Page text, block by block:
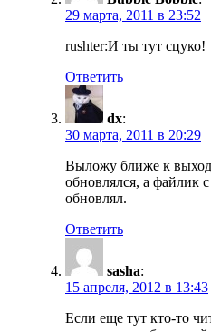
29 марта, 2011 в 23:52
rushter:И ты тут сцуко!
Ответить
dx:
30 марта, 2011 в 20:29
Выложу ближе к
обновлялся, а файлик
обновлял.
Ответить
sasha:
15 апреля, 2012 в 13:43
Если еще тут кто-то